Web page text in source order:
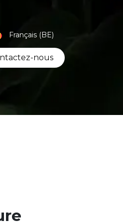
Français (BE)
nous